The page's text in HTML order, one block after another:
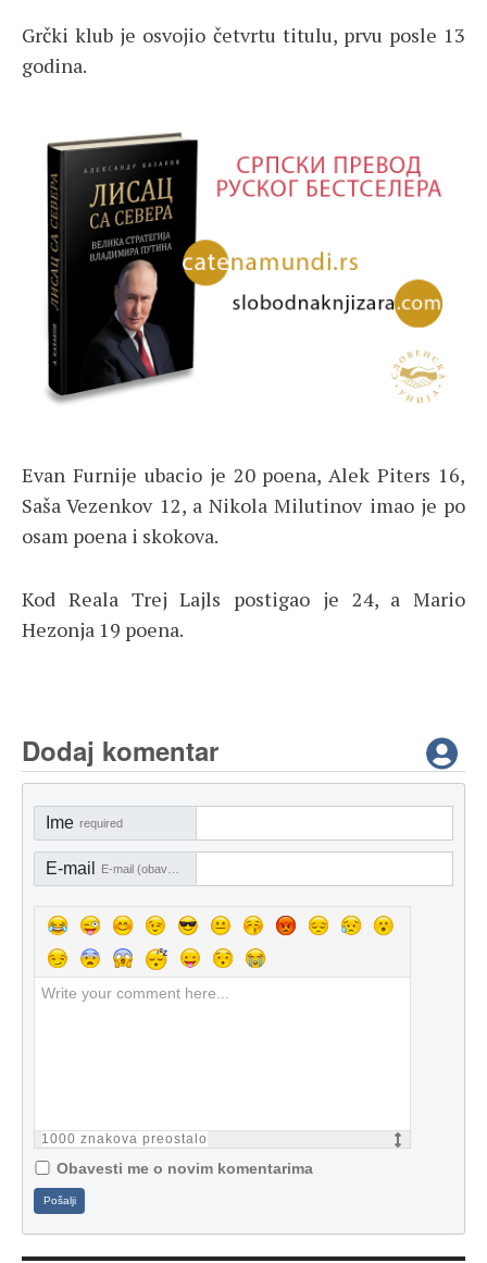
Grčki klub je osvojio četvrtu titulu, prvu posle 13
godina.
Evan Furnije ubacio je 20 poena, Alek Piters 16,
Saša Vezenkov 12, a Nikola Milutinov imao je po
osam poena i skokova.
Kod Reala Trej Lajls postigao je 24, a Mario
Hezonja 19 poena.
Dodaj komentar
Ime required
E-mail
1000 znakova preostalo
Obavesti me o novim komentarima
Pošalji